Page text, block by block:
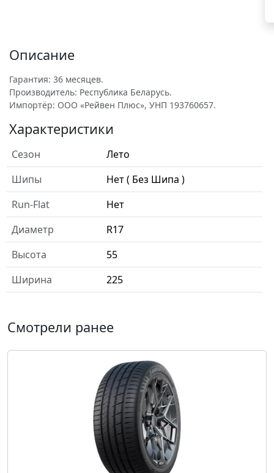
Описание
Гарантия: 36 месяцев.
Производитель: Республика Беларусь.
Импортёр: ООО «Рейвен Плюс», УНП 193760657.
Характеристики
Сезон
Лето
Шипы
Нет ( Без Шипа )
Run-Flat
Нет
Диаметр
R17
Высота
55
Ширина
225
Смотрели ранее